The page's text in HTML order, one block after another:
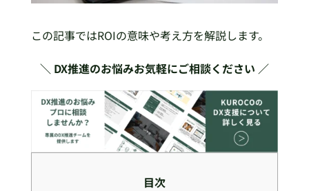
この記事ではROIの意味や考え方を解説します。
＼ DX推進のお悩みお気軽にご相談ください ／
目次